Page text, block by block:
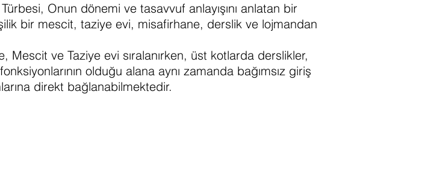
Onun dönemi ve tasavvuf anlayışını anlatan bir
bir mescit, taziye evi, misafirhane, derslik ve lojmandan
Mescit ve Taziye evi sıralanırken, üst kotlarda derslikler,
olduğu alana aynı zamanda bağımsız giriş
direkt bağlanabilmektedir.